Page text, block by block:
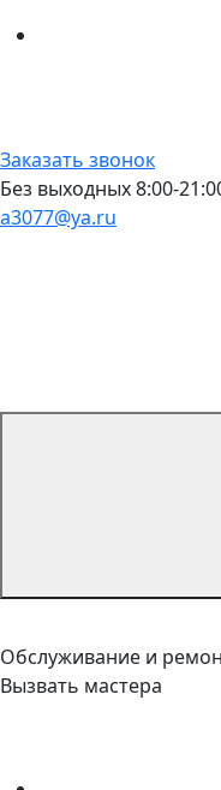
Заказать звонок
Без выходных 8:00-
a3077@ya.ru
Обслуживание и
Вызвать мастера